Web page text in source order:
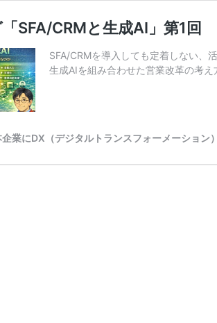
SFA/CRMと生成AI」第1
SFA/CRMを導入しても定着しない
生成AIを組み合わせた営業改革の考
業にDX（デジタルトランスフォーメーション